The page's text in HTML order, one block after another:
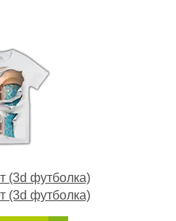
(3d футболка)
(3d футболка)